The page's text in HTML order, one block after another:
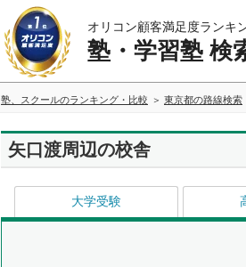
オリコン顧客満足度ランキ
塾・学習塾 検
塾、スクールのランキング・比較 東京都の路線検索
矢口渡周辺の校舎
大学受験